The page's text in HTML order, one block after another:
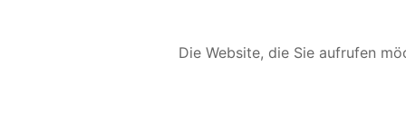
Die Website, die Sie aufrufen